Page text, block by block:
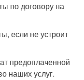
по договору на
если не устроит
предоплаченной
наших услуг.